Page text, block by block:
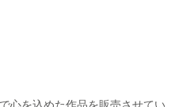
心を込めた作品を販売させてい